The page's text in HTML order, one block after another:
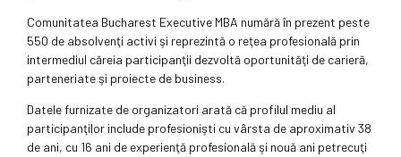
Comunitatea Bucharest Executive MBA numără în prezent peste
550 de absolvenţi activi şi reprezintă o reţea profesională prin
intermediul căreia participanţii dezvoltă oportunităţi de carieră,
parteneriate şi proiecte de business.
Datele furnizate de organizatori arată că profilul mediu al
participanţilor include profesionişti cu vârsta de aproximativ 38
de ani, cu 16 ani de experienţă profesională şi nouă ani petrecuţi